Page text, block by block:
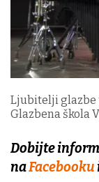
Ljubitelji glazbe
Glazbena škola
Dobijte
naFacebooku